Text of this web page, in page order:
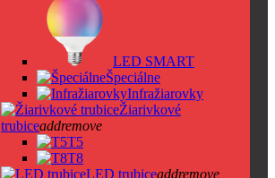
LED SMART
Špeciálne
Infražiarovky
Žiarivkové
trubiceaddremove
T5
T8
LED trubiceaddremove